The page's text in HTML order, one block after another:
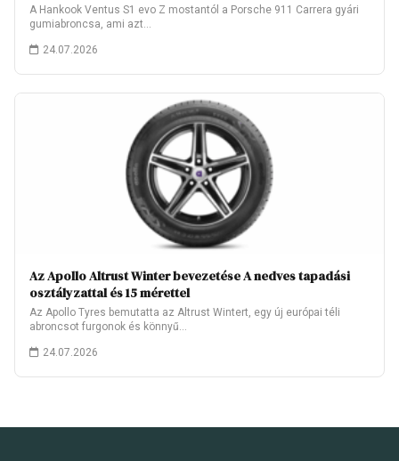
A Hankook Ventus S1 evo Z mostantól a Porsche 911 Carrera gyári
gumiabroncsa, ami azt…
24.07.2026
Az Apollo Altrust Winter bevezetése A nedves tapadási
osztályzattal és 15 mérettel
Az Apollo Tyres bemutatta az Altrust Wintert, egy új európai téli
abroncsot furgonok és könnyű…
24.07.2026